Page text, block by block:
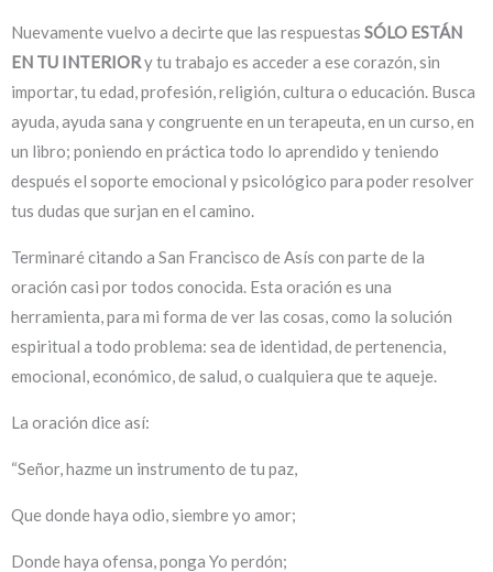
Nuevamente vuelvo a decirte que las respuestas SÓLO ESTÁN
EN TU INTERIORy tu trabajo es acceder a ese corazón, sin
importar, tu edad, profesión, religión, cultura o educación. Busca
ayuda, ayuda sana y congruente en un terapeuta, en un curso, en
un libro; poniendo en práctica todo lo aprendido y teniendo
después el soporte emocional y psicológico para poder resolver
tus dudas que surjan en el camino.
Terminaré citando a San Francisco de Asís con parte de la
oración casi por todos conocida. Esta oración es una
herramienta, para mi forma de ver las cosas, como la solución
espiritual a todo problema: sea de identidad, de pertenencia,
emocional, económico, de salud, o cualquiera que te aqueje.
La oración dice así:
“Señor, hazme un instrumento de tu paz,
Que donde haya odio, siembre yo amor;
Donde haya ofensa, ponga Yo perdón;